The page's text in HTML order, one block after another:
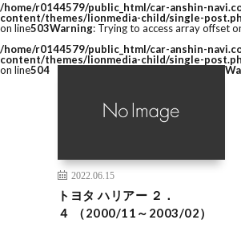
/home/r0144579/public_html/car-anshin-
content/themes/lionmedia-child/single-
on line503Warning: Trying to access array offset
/home/r0144579/public_html/car-anshin-
content/themes/lionmedia-child/single-
on line504
2022.06.15
トヨタ ハリアー ２．
４ （2000/11～2003/02）